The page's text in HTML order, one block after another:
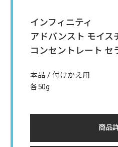
インフィニティ
アドバンスト モイス
コンセントレート セ
本品 / 付けかえ用
各50g
商品